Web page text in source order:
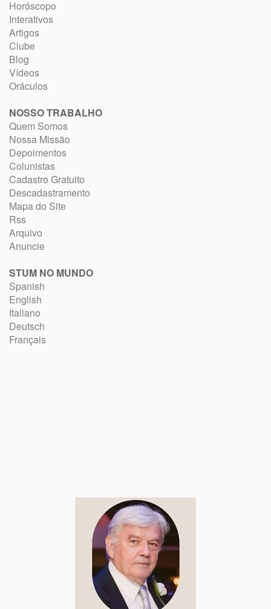
Horóscopo
Interativos
Artigos
Clube
Blog
Vídeos
Oráculos
NOSSO TRABALHO
Quem Somos
Nossa Missão
Depoimentos
Colunistas
Cadastro Gratuito
Descadastramento
Mapa do Site
Rss
Arquivo
Anuncie
STUM NO MUNDO
Spanish
English
Italiano
Deutsch
Français